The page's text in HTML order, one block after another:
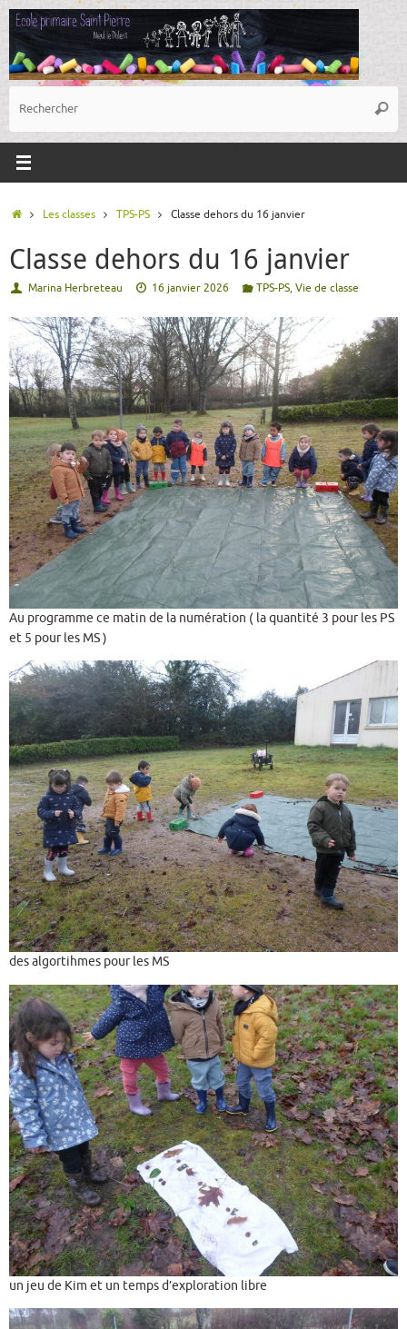
Passer
contenu
:
AccueilLes classes TPS-PS Classe dehors du 16 janvier
Classe dehors du 16 janvier
Marina Herbreteau 16 janvier 2026 TPS-PS,Vie de classe
Au programme ce matin de la numération ( la quantité 3 pour les PS
et 5 pour les MS )
des algortihmes pour les MS
un jeu de Kim et un temps d’exploration libre